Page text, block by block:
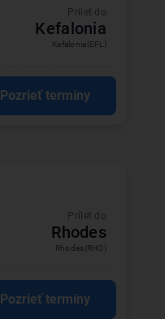
Prílet do
Kefalonia
Kefalonia(EFL)
Pozrieť termíny
Prílet do
Rhodes
Rhodes (RHO)
Pozrieť termíny